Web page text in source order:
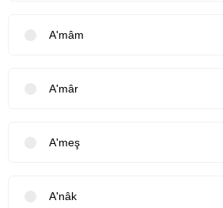
A'mâm
A'mâr
A'meş
A'nâk